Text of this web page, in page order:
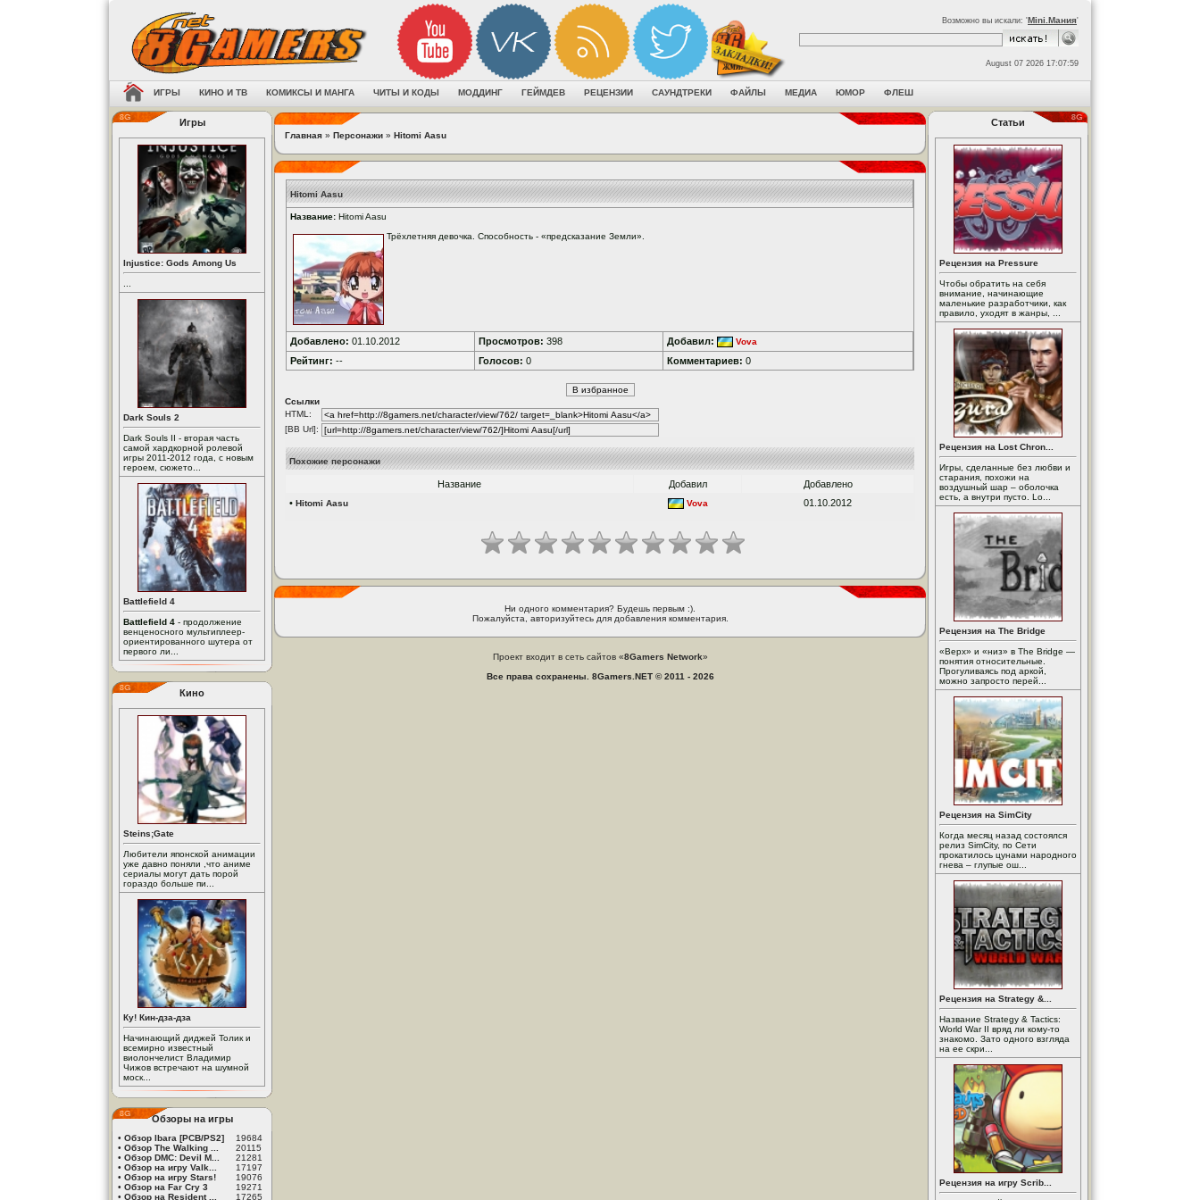
Возможно вы искали: 'Mini.Мания'
August 07 2026 17:07:59
ИГРЫ КИНО И ТВ КОМИКСЫ И МАНГА ЧИТЫ И КОДЫ МОДДИНГ ГЕЙМДЕВ РЕЦЕНЗИИ САУНДТРЕКИ ФАЙЛЫ МЕДИА ЮМОР ФЛЕШ
Игры
Injustice: Gods Among Us
Dark Souls 2
Dark Souls II - вторая часть
самой хардкорной ролевой
игры 2011-2012 года, с новым
героем, сюжето...
Battlefield 4
Battlefield 4 - продолжение
венценосного мультиплеер-
ориентированного шутера от
первого ли...
Кино
Steins;Gate
Любители японской анимации
уже давно поняли ,что аниме
сериалы могут дать порой
гораздо больше пи...
Ку! Кин-дза-дза
Начинающий диджей Толик и
всемирно известный
виолончелист Владимир
Чижов встречают на шумной
моск...
Обзоры на игры
• Обзор Ibara [PCB/PS2]
19684
• Обзор The Walking ...
20115
• Обзор DMC: Devil M...
21281
• Обзор на игру Valk...
17197
• Обзор на игру Stars!
19076
• Обзор на Far Cry 3
19271
• Обзор на Resident ... 17265
Главная » Персонажи » Hitomi Aasu
Hitomi Aasu
Название: Hitomi Aasu
Трёхлетняя девочка. Способность - «предсказание Земли».
Добавлено: 01.10.2012 Просмотров: 398 Добавил: Vova
Рейтинг: -- Голосов: 0 Комментариев: 0
Ссылки
HTML:
[BB Url]:
Похожие персонажи
Название Добавил
Добавлено
• Hitomi Aasu Vova 01.10.2012
Ни одного комментария? Будешь первым :).
Пожалуйста, авторизуйтесь для добавления комментария.
Проект входит в сеть сайтов «8Gamers Network»
Все права сохранены. 8Gamers.NET © 2011 - 2026
Статьи
Рецензия на Pressure
Чтобы обратить на себя
внимание, начинающие
маленькие разработчики, как
правило, уходят в жанры, ...
Рецензия на Lost Chron...
Игры, сделанные без любви и
старания, похожи на
воздушный шар – оболочка
есть, а внутри пусто. Lo...
Рецензия на The Bridge
«Верх» и «низ» в The Bridge —
понятия относительные.
Прогуливаясь под аркой,
можно запросто перей...
Рецензия на SimCity
Когда месяц назад состоялся
релиз SimCity, по Сети
прокатилось цунами народного
гнева – глупые ош...
Рецензия на Strategy &...
Название Strategy & Tactics:
World War II вряд ли кому-то
знакомо. Зато одного взгляда
на ее скри...
Рецензия на игру Scrib...